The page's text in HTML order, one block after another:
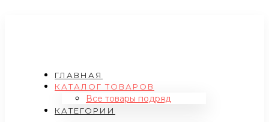
ГЛАВНАЯ
КАТАЛОГ ТОВАРОВ
Все товары подряд
КАТЕГОРИИ